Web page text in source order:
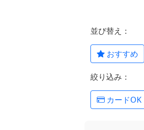
並び替え：
おすすめ
絞り込み：
カードOK